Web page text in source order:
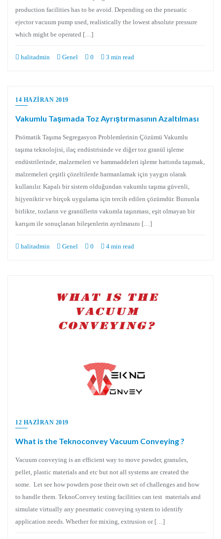
production facilities has to be avoid. Depending on the pneuatic
ejector vacuum pump used, realistically the lowest absolute pressure
which might be operated […]
halitadmin Genel 0 3 min read
14 HAZIRAN 2019
Vakumlu Taşımada Toz Ayrıştırmasının Azaltılması
Pnömatik Taşıma Segregasyon Problemlerinin Çözümü Vakumlu
taşıma teknolojisi, ilaç endüstrisinde ve diğer toz granül işleme
endüstrilerinde, malzemeleri ve hammaddeleri işleme hattında taşımak,
malzemeleri çeşitli çözeltilerde harmanlamak için yaygın olarak
kullanılır. Kapalı bir sistem olduğundan vakumlu taşıma güvenli,
hijyeniktir ve birçok uygulama için tercih edilen çözümdür. Bununla
birlikte, tozların ve granüllerin vakumla taşınması, eşit olmayan bir
karışım ile sonuçlanan bileşenlerin ayrılmasını […]
halitadmin Genel 0 4 min read
12 HAZIRAN 2019
What is the Teknoconvey Vacuum Conveying ?
Vacuum conveying is an efficient way to move powder, granules,
pellet, plastic materials and etc but not all systems are created the
some. Let see how powders pose their own set of challenges and how
to handle them. TeknoConvey testing facilities can test materials and
simulate virtually any pneumatic conveying system to identify
application needs. Whether for mixing, extrusion or […]